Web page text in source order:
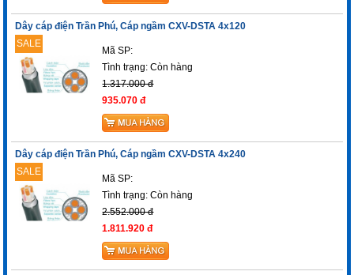
Dây cáp điện Trần Phú, Cáp ngầm CXV-DSTA 4x120
SALE
Mã SP:
Tình trạng:Còn hàng
1.317.000 đ
935.070 đ
Dây cáp điện Trần Phú, Cáp ngầm CXV-DSTA 4x240
SALE
Mã SP:
Tình trạng:Còn hàng
2.552.000 đ
1.811.920 đ